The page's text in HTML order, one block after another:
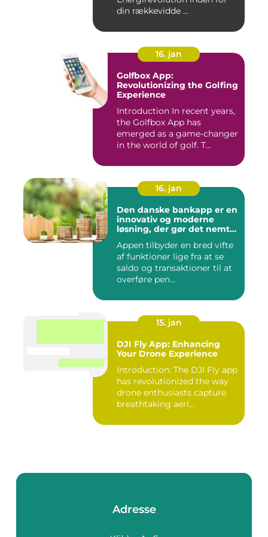
din rækkevidde ...
16. jan
Golfbox App:
Revolutionizing the Golfing
Experience
Introduction In recent years,
the Golfbox App has
emerged as a game-changer
in the world of golf. T...
16. jan
Den danske bankapp er en
innovativ og moderne
løsning, der gør det nemt
at administrere deres
økonomiske forhold
Appen tilbyder en bred vifte
af funktioner lige fra at se
saldo og transaktioner til at
overføre pen...
15. jan
DJI Fly App: Enhancing
Your Drone Experience
Introduction: The DJI Fly app
has revolutionized the way
drone enthusiasts capture
breathtaking aeri...
Adresse